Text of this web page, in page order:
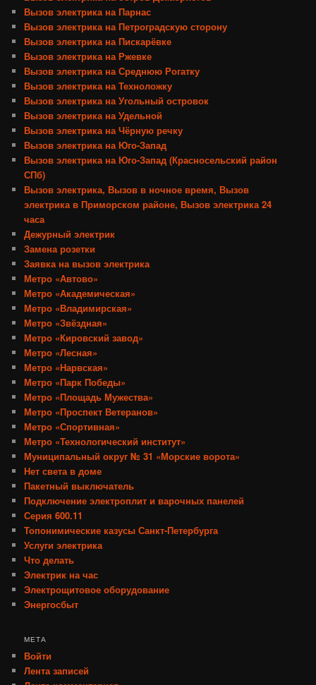
Вызов электрика на Парнас
Вызов электрика на Петроградскую сторону
Вызов электрика на Пискарёвке
Вызов электрика на Ржевке
Вызов электрика на Среднюю Рогатку
Вызов электрика на Техноложку
Вызов электрика на Угольный островок
Вызов электрика на Удельной
Вызов электрика на Чёрную речку
Вызов электрика на Юго-Запад
Вызов электрика на Юго-Запад (Красносельский район
СПб)
Вызов электрика, Вызов в ночное время, Вызов
электрика в Приморском районе, Вызов электрика 24
часа
Дежурный электрик
Замена розетки
Заявка на вызов электрика
Метро «Автово»
Метро «Академическая»
Метро «Владимирская»
Метро «Звёздная»
Метро «Кировский завод»
Метро «Лесная»
Метро «Нарвская»
Метро «Парк Победы»
Метро «Площадь Мужества»
Метро «Проспект Ветеранов»
Метро «Спортивная»
Метро «Технологический институт»
Муниципальный округ № 31 «Морские ворота»
Нет света в доме
Пакетный выключатель
Подключение электроплит и варочных панелей
Серия 600.11
Топонимические казусы Санкт-Петербурга
Услуги электрика
Что делать
Электрик на час
Электрощитовое оборудование
Энергосбыт
МЕТА
Войти
Лента записей